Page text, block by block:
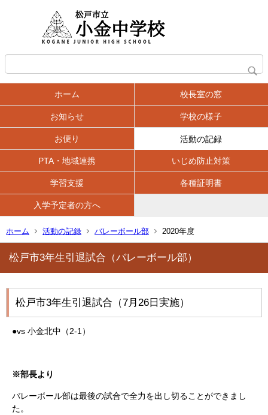
ホーム 校長室の窓
お知らせ 学校の様子
お便り 活動の記録
PTA・地域連携 いじめ防止対策
学習支援 各種証明書
入学予定者の方へ
ホーム 活動の記録 バレーボール部 2020年度
松戸市3年生引退試合（バレーボール部）
松戸市3年生引退試合（7月26日実施）
●vs 小金北中（2-1）
※部長より
バレーボール部は最後の試合で全力を出し切ることができまし
た。